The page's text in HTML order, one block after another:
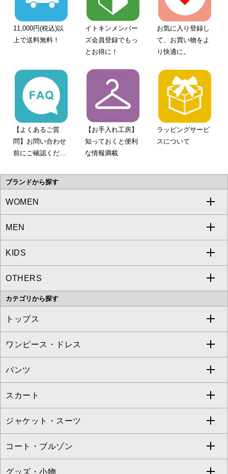
11,000円(税込)以
上で送料無料！
イトキンメンバー
ズ会員登録でもっ
とお得に！
お気に入り登録し
て、お買い物をよ
り快適に。
【よくあるご質
問】お問い合わせ
前にご確認くださ
【お手入れ工房】
知っておくと便利
な情報満載
ラッピングサービ
スについて
ブランドから探す
WOMEN
a.v.v
MICHEL KLEIN
MK MICHEL KLEIN
OFUON le MK
MEN
a.v.v
MICHEL KLEIN HOMME
MK MICHEL KLEIN HOMME
KIDS
a.v.v
OTHERS
MK MICHEL KLEIN BAG
カテゴリから探す
トップス
すべてのトップス
カットソー・Tシャツ
ブラウス・シャツ
ニット・セーター
カーディガン
アンサンブルセット
ワンピース・ドレス
すべてのワンピース・ドレス
ワンピース
ドレス
チュニック
ジャンパースカート
パンツ
すべてのパンツ
フルレングスパンツ
クロップド・半端丈パンツ
ガウチョ・ワイドパンツ
スカート
すべてのスカート
ロング・マキシ丈スカート
ひざ丈スカート
ジャケット・スーツ
すべてのジャケット・スーツ
テーラードジャケット
コート・ブルゾン
すべてのコート・ブルゾン
グッズ・小物